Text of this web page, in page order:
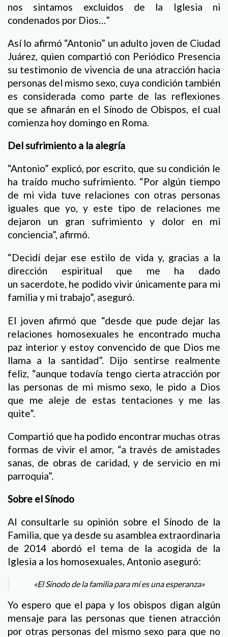
nos sintamos excluidos de la Iglesia ni
condenados por Dios…”
Así lo afirmó “Antonio” un adulto joven de Ciudad
Juárez, quien compartió con Periódico Presencia
su testimonio de vivencia de una atracción hacia
personas del mismo sexo, cuya condición también
es considerada como parte de las reflexiones
que se afinarán en el Sínodo de Obispos, el cual
comienza hoy domingo en Roma.
Del sufrimiento a la alegría
“Antonio” explicó, por escrito, que su condición le
ha traído mucho sufrimiento. “Por algún tiempo
de mi vida tuve relaciones con otras personas
iguales que yo, y este tipo de relaciones me
dejaron un gran sufrimiento y dolor en mi
conciencia”, afirmó.
“Decidí dejar ese estilo de vida y, gracias a la
dirección espiritual que me ha dado
un sacerdote, he podido vivir únicamente para mi
familia y mi trabajo”, aseguró.
El joven afirmó que “desde que pude dejar las
relaciones homosexuales he encontrado mucha
paz interior y estoy convencido de que Dios me
llama a la santidad”. Dijo sentirse realmente
feliz, “aunque todavía tengo cierta atracción por
las personas de mi mismo sexo, le pido a Dios
que me aleje de estas tentaciones y me las
quite”.
Compartió que ha podido encontrar muchas otras
formas de vivir el amor, “a través de amistades
sanas, de obras de caridad, y de servicio en mi
parroquia”.
Sobre el Sínodo
Al consultarle su opinión sobre el Sínodo de la
Familia, que ya desde su asamblea extraordinaria
de 2014 abordó el tema de la acogida de la
Iglesia a los homosexuales, Antonio aseguró:
«El Sínodo de la familia para mí es una esperanza»
Yo espero que el papa y los obispos digan algún
mensaje para las personas que tienen atracción
por otras personas del mismo sexo para que no